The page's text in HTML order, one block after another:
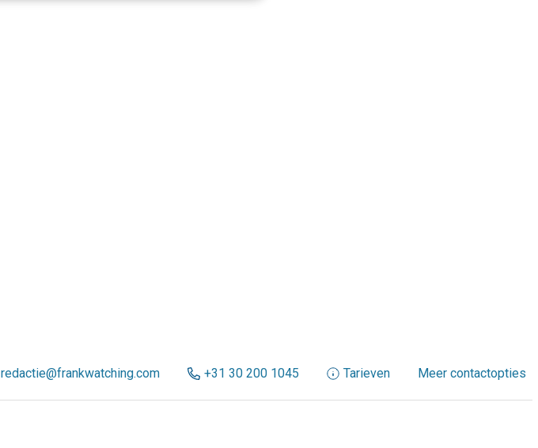
redactie@frankwatching.com +31 30 200 1045 Tarieven Meer contactopties